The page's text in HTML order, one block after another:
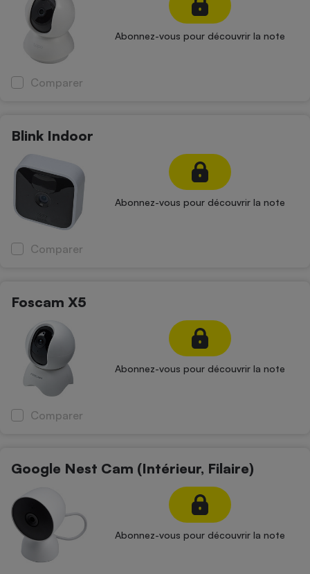
Abonnez-vous pour découvrir la note
Comparer
Blink Indoor
Abonnez-vous pour découvrir la note
Comparer
Foscam X5
Abonnez-vous pour découvrir la note
Comparer
Google Nest Cam (Intérieur, Filaire)
Abonnez-vous pour découvrir la note